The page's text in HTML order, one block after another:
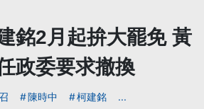
銘2月起拚大罷免 黃
政委要求撤換
陳時中 柯建銘 ...